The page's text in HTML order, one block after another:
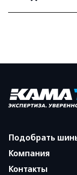
Подобрать
Компания
Контакты